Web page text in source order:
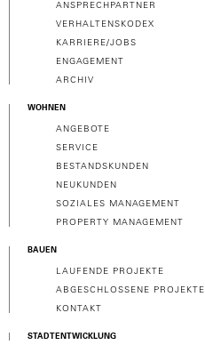
ANSPRECHPARTNER
VERHALTENSKODEX
KARRIERE/JOBS
ENGAGEMENT
ARCHIV
WOHNEN
ANGEBOTE
SERVICE
BESTANDSKUNDEN
NEUKUNDEN
SOZIALES MANAGEMENT
PROPERTY MANAGEMENT
BAUEN
LAUFENDE PROJEKTE
ABGESCHLOSSENE PROJEKTE
KONTAKT
STADTENTWICKLUNG